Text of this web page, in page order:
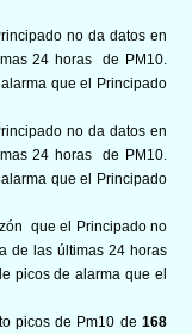
no da datos en
24 horas de PM10.
que el Principado
no da datos en
24 horas de PM10.
que el Principado
que el Principado no
de las últimas 24 horas
picos de alarma que el
picos de Pm10 de 168